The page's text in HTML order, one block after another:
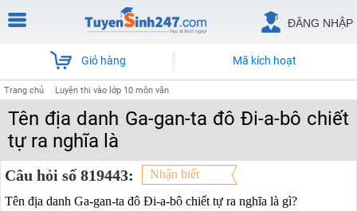
ĐĂNG NHẬP
Giỏ hàng Mã kích hoạt
Trang chủ Luyện thi vào lớp 10 môn văn
Tên địa danh Ga-gan-ta đô Đi-a-bô chiết
tự ra nghĩa là
Câu hỏi số 819443:
Nhận biết
Tên địa danh Ga-gan-ta đô Đi-a-bô chiết tự ra nghĩa là gì?